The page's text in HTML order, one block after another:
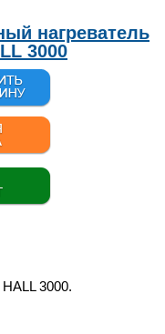
нагреватель
3000
3000.